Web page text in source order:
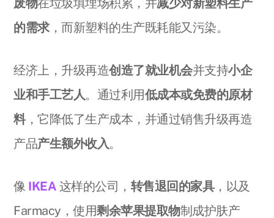
废物在垃圾填埋场积累，并减少对新塑料生产
的需求，而新塑料的生产既耗能又污染。
经济上，升级再造创造了就业机会并支持小企
业和手工艺人。通过利用低成本或免费的原材
料，它降低了生产成本，并通过销售升级再造
产品产生额外收入。
像 IKEA 这样的公司， 转售退回的家具，以及
Farmacy，使用剩余苹果提取物制成护肤产